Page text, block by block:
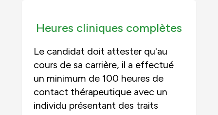
Heures cliniques complètes
Le candidat doit attester qu'au
cours de sa carrière, il a effectué
un minimum de 100 heures de
contact thérapeutique avec un
individu présentant des traits